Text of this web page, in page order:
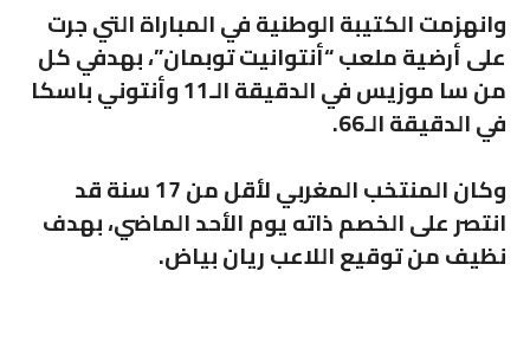
وانهزمت الكتيبة الوطنية في المباراة التي جرت
على أرضية ملعب “أنتوانيت توبمان”، بهدفي كل
من سا موزيس في الدقيقة الـ11 وأنتوني باسكا
في الدقيقة الـ66.
وكان المنتخب المغربي لأقل من 17 سنة قد
انتصر على الخصم ذاته يوم الأحد الماضي، بهدف
نظيف من توقيع اللاعب ريان بياض.